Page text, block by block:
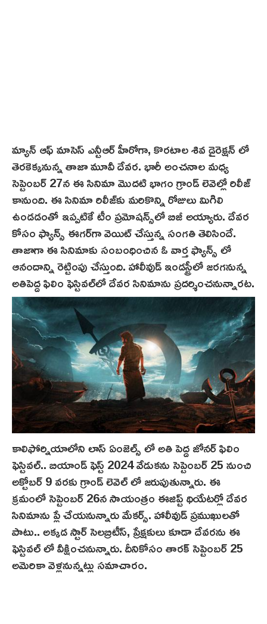
మ్యాన్ ఆఫ్ మాసెస్‌ ఎన్టీఆర్ హీరోగా, కొరటాల శివ డైరెక్షన్ లో
తెరకెక్కనున్న తాజా మూవీ దేవర. భారీ అంచనాల మధ్య
సెప్టెంబర్ 27న ఈ సినిమా మొదటి భాగం గ్రాండ్ లెవెల్లో రిలీజ్
కానుంది. ఈ సినిమా రిలీజ్‌కు మరికొన్ని రోజులు మిగిలి
ఉండడంతో ఇప్పటికే టీం ప్రమోషన్స్‌లో బిజీ అయ్యారు. దేవర
కోసం ఫ్యాన్స్ ఈగర్‌గా వెయిట్ చేస్తున్న సంగతి తెలిసిందే.
తాజాగా ఈ సినిమాకు సంబంధించిన ఓ వార్త ఫ్యాన్స్ లో
ఆనందాన్ని రెట్టింపు చేస్తుంది. హాలీవుడ్ ఇండస్ట్రీలో జరగనున్న
అతిపెద్ద ఫిలిం ఫెస్టివల్‌లో దేవర సినిమాను ప్రదర్శించనున్నారట‌.
కాలిఫోర్నియాలోని లాస్ ఏంజెల్స్ లో అతి పెద్ద జోనర్ ఫిలిం
ఫెస్టివల్.. బియాండ్ ఫెస్ట్‌ 2024 వేడుకను సెప్టెంబర్ 25 నుంచి
అక్టోబర్ 9 వరకు గ్రాండ్ లెవెల్ లో జరుపుతున్నారు. ఈ
క్రమంలో సెప్టెంబర్ 26న సాయంత్రం ఈజిప్ట్ థియేటర్లో దేవర
సినిమాను ప్లే చేయనున్నారు మేకర్స్. హాలీవుడ్ ప్రముఖులతో
పాటు.. అక్క‌డ స్టార్ సెల‌బ్రిటీస్‌, ప్రేక్షకులు కూడా దేవరను ఈ
ఫెస్టివల్ లో వీక్షించనున్నారు. దీనికోసం తారక్ సెప్టెంబర్ 25
అమెరికా వెళ్లనున్నట్లు సమాచారం.